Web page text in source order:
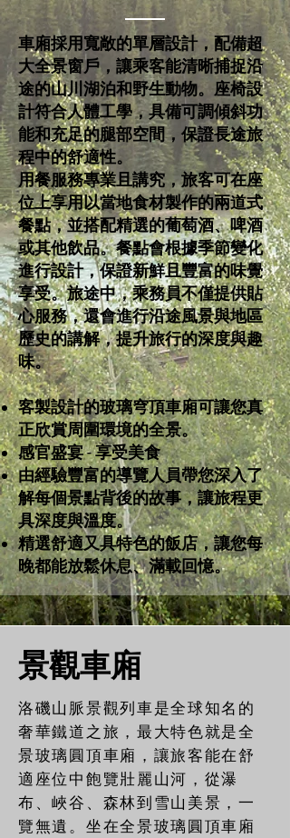
車廂採用寬敞的單層設計，配備超
大全景窗戶，讓乘客能清晰捕捉沿
途的山川湖泊和野生動物。座椅設
計符合人體工學，具備可調傾斜功
能和充足的腿部空間，保證長途旅
程中的舒適性。
用餐服務專業且講究，旅客可在座
位上享用以當地食材製作的兩道式
餐點，並搭配精選的葡萄酒、啤酒
或其他飲品。餐點會根據季節變化
進行設計，保證新鮮且豐富的味覺
享受。旅途中，乘務員不僅提供貼
心服務，還會進行沿途風景與地區
歷史的講解，提升旅行的深度與趣
味。
客製設計的玻璃穹頂車廂可讓您真
正欣賞周圍環境的全景。
​感官盛宴 - 享受美食
由經驗豐富的導覽人員帶您深入了
解每個景點背後的故事，讓旅程更
具深度與溫度。
精選舒適又具特色的飯店，讓您每
晚都能放鬆休息、滿載回憶。
景觀車廂
洛磯山脈景觀列車是全球知名的
奢華鐵道之旅，最大特色就是全
景玻璃圓頂車廂，讓旅客能在舒
適座位中飽覽壯麗山河，從瀑
布、峽谷、森林到雪山美景，一
覽無遺。坐在全景玻璃圓頂車廂